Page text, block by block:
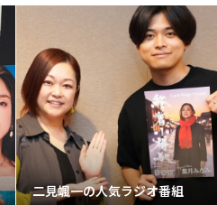
二見颯一の人気ラジオ番組